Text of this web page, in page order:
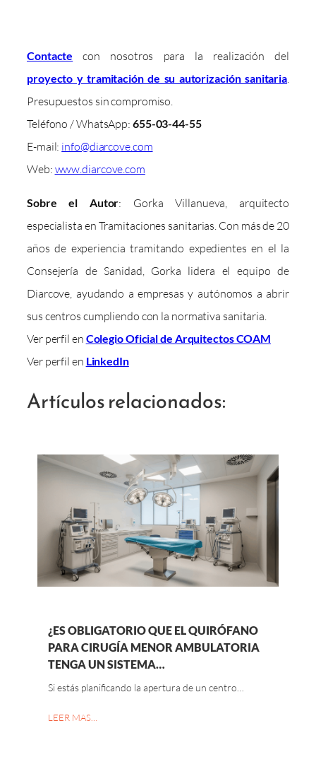
Contacte con nosotros para la realización del
proyecto y tramitación de su autorización sanitaria
Presupuestos sin compromiso.
Teléfono / WhatsApp: 655-03-44-55
E-mail: info@diarcove.com
Web: www.diarcove.com
Sobre el Autor: Gorka Villanueva, arquitecto
especialista en Tramitaciones sanitarias. Con más de 20
años de experiencia tramitando expedientes en el la
Consejería de Sanidad, Gorka lidera el equipo de
Diarcove, ayudando a empresas y autónomos a abrir
sus centros cumpliendo con la normativa sanitaria.
Ver perfil en Colegio Oficial de Arquitectos COAM
Ver perfil en LinkedIn
Artículos relacionados:
¿ES OBLIGATORIO QUE EL QUIRÓFANO
PARA CIRUGÍA MENOR AMBULATORIA
TENGA UN SISTEMA…
Si estás planificando la apertura de un centro…
LEER MAS…